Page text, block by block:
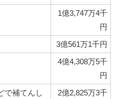
1億3,747万4千
円
3億561万1千円
4億4,308万5千
円
で補てんし
2億2,825万3千